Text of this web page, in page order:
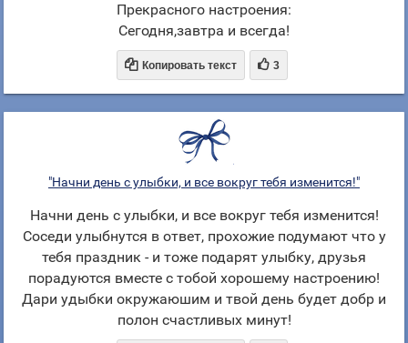
Прекрасного настроения:
Сегодня,завтра и всегда!
 Копировать текст  3
"Начни день с улыбки, и все вокруг тебя изменится!"
Начни день с улыбки, и все вокруг тебя изменится!
Соседи улыбнутся в ответ, прохожие подумают что у
тебя праздник - и тоже подарят улыбку, друзья
порадуются вместе с тобой хорошему настроению!
Дари удыбки окружаюшим и твой день будет добр и
полон счастливых минут!